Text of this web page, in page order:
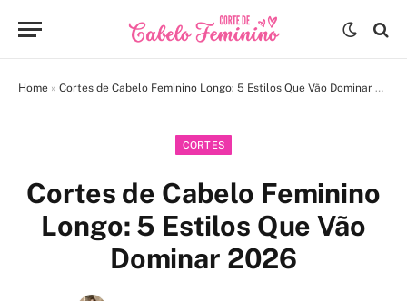
Home » Cortes de Cabelo Feminino Longo: 5 Estilos Que Vão Dominar 2026
CORTES
Cortes de Cabelo Feminino
Longo: 5 Estilos Que Vão
Dominar 2026